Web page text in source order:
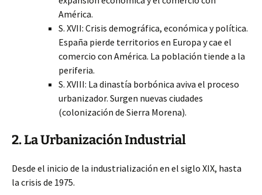
América.
S. XVII: Crisis demográfica, económica y política.
España pierde territorios en Europa y cae el
comercio con América. La población tiende a la
periferia.
S. XVIII: La dinastía borbónica aviva el proceso
urbanizador. Surgen nuevas ciudades
(colonización de Sierra Morena).
2. La Urbanización Industrial
Desde el inicio de la industrialización en el siglo XIX, hasta
la crisis de 1975.